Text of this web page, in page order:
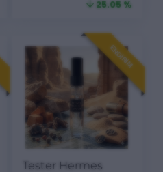
25.05 %
ENDIRIM
Tester Hermes